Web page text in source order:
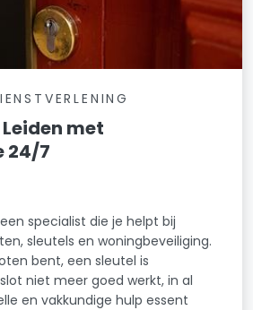
met
24/7
specialist die je helpt bij
sleutels en woningbeveiliging.
bent, een sleutel is
niet meer goed werkt, in al
en vakkundige hulp essent